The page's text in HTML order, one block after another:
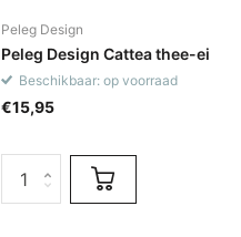
Peleg Design
Peleg Design Cattea thee-ei
Beschikbaar: op voorraad
€15,95